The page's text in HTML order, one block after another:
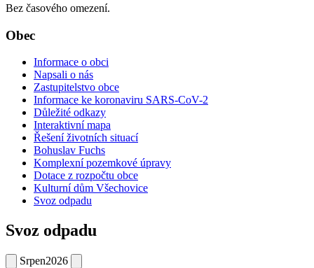
Bez časového omezení.
Obec
Informace o obci
Napsali o nás
Zastupitelstvo obce
Informace ke koronaviru SARS-CoV-2
Důležité odkazy
Interaktivní mapa
Řešení životních situací
Bohuslav Fuchs
Komplexní pozemkové úpravy
Dotace z rozpočtu obce
Kulturní dům Všechovice
Svoz odpadu
Svoz odpadu
Srpen2026